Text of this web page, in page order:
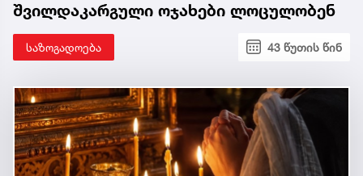
შვილდაკარგული ოჯახები ლოცულობენ
საზოგადოება 43 წუთის წინ